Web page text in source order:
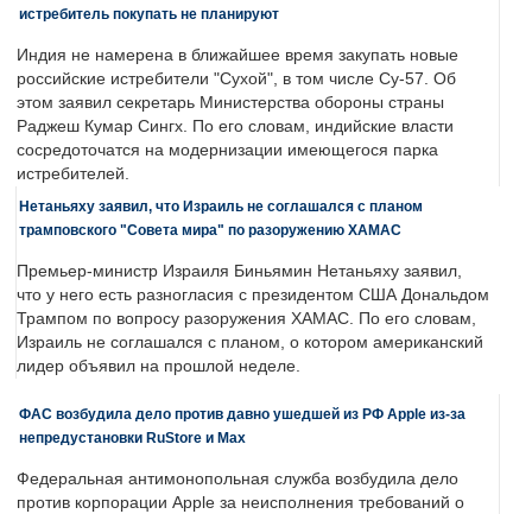
истребитель покупать не планируют
Индия не намерена в ближайшее время закупать новые
российские истребители "Сухой", в том числе Су-57. Об
этом заявил секретарь Министерства обороны страны
Раджеш Кумар Сингх. По его словам, индийские власти
сосредоточатся на модернизации имеющегося парка
истребителей.
Нетаньяху заявил, что Израиль не соглашался с планом
трамповского "Совета мира" по разоружению ХАМАС
Премьер-министр Израиля Биньямин Нетаньяху заявил,
что у него есть разногласия с президентом США Дональдом
Трампом по вопросу разоружения ХАМАС. По его словам,
Израиль не соглашался с планом, о котором американский
лидер объявил на прошлой неделе.
ФАС возбудила дело против давно ушедшей из РФ Apple из-за
непредустановки RuStore и Max
Федеральная антимонопольная служба возбудила дело
против корпорации Apple за неисполнения требований о